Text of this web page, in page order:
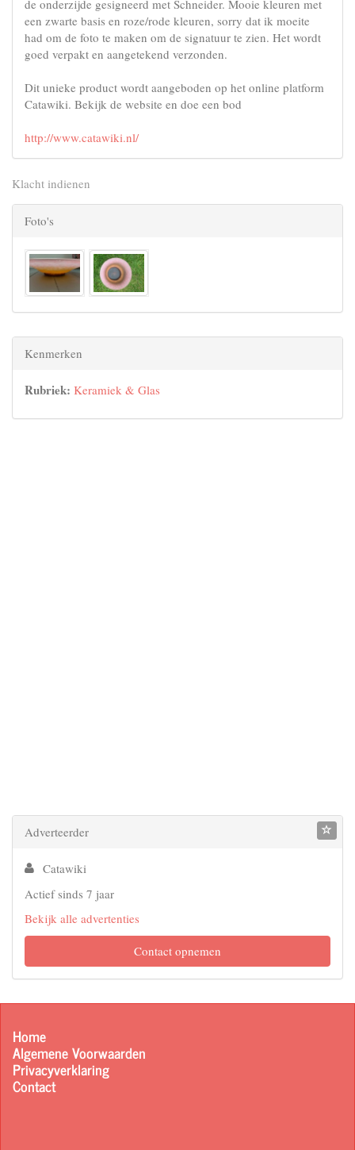
de onderzijde gesigneerd met Schneider. Mooie kleuren met
een zwarte basis en roze/rode kleuren, sorry dat ik moeite
had om de foto te maken om de signatuur te zien. Het wordt
goed verpakt en aangetekend verzonden.
Dit unieke product wordt aangeboden op het online platform
Catawiki. Bekijk de website en doe een bod
http://www.catawiki.nl/
Klacht indienen
Foto's
Kenmerken
Rubriek: Keramiek & Glas
Adverteerder
Catawiki
Actief sinds 7 jaar
Bekijk alle advertenties
Contact opnemen
Home
Algemene Voorwaarden
Privacyverklaring
Contact